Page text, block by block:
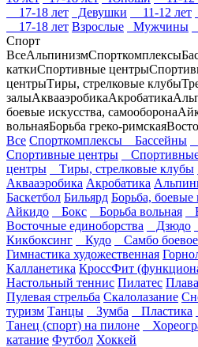
17-18 лет
Девушки 11-12 лет
17-18 лет Взрослые Мужчины
Спорт
ВсеАльпинизмСпорткомплексы
каткиСпортивные центры
центрыТиры, стрелковые клубы
залыАквааэробикаАкробатика
боевые искусства, самооборона
вольнаяБорьба греко-римская
Все Спорткомплексы Бассейны
Спортивные центры
центры
Тиры, стрелковые клубы
Аквааэробика Акробатика
Баскетбол Бильярд Борьба, боевые
Айкидо
Бокс Борьба вольная
Восточные единоборства
Дзюдо
Кикбоксинг
Кудо Самбо боевое
Гимнастика художественная
Калланетика КроссФит
Настольный теннис Пилатес
Пулевая стрельба Скалолазание
туризм Танцы Зумба Пластика
Танец (спорт) на пилоне
катание Футбол Хоккей